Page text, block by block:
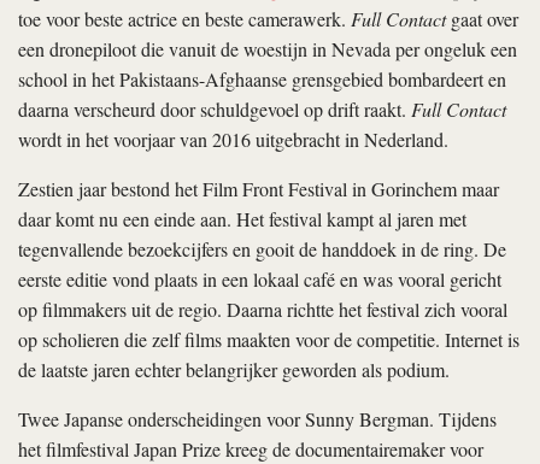
toe voor beste actrice en beste camerawerk. Full Contactgaat over
een dronepiloot die vanuit de woestijn in Nevada per ongeluk een
school in het Pakistaans-Afghaanse grensgebied bombardeert en
daarna verscheurd door schuldgevoel op drift raakt. Full Contact
wordt in het voorjaar van 2016 uitgebracht in Nederland.
Zestien jaar bestond het Film Front Festival in Gorinchem maar
daar komt nu een einde aan. Het festival kampt al jaren met
tegenvallende bezoekcijfers en gooit de handdoek in de ring. De
eerste editie vond plaats in een lokaal café en was vooral gericht
op filmmakers uit de regio. Daarna richtte het festival zich vooral
op scholieren die zelf films maakten voor de competitie. Internet is
de laatste jaren echter belangrijker geworden als podium.
Twee Japanse onderscheidingen voor Sunny Bergman. Tijdens
het filmfestival Japan Prize kreeg de documentairemaker voor